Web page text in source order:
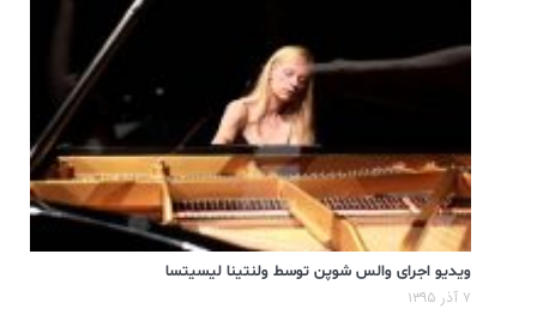
ویدیو اجرای والس شوپن توسط ولنتینا لیسیتسا
۷ آذر ۱۳۹۵